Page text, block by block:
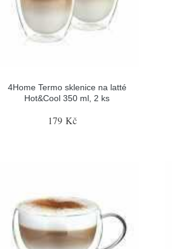
4Home Termo sklenice na latté
Hot&Cool 350 ml, 2 ks
179 Kč